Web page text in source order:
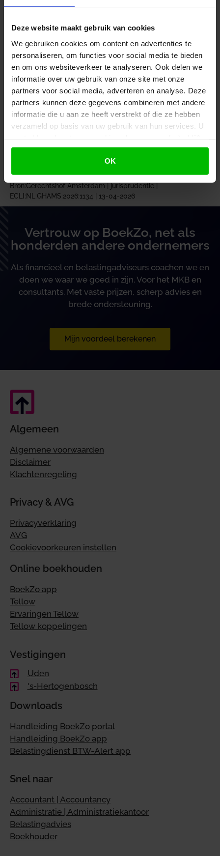
Deze website maakt gebruik van cookies
We gebruiken cookies om content en advertenties te
personaliseren, om functies voor social media te bieden
en om ons websiteverkeer te analyseren. Ook delen we
informatie over uw gebruik van onze site met onze
partners voor social media, adverteren en analyse. Deze
partners kunnen deze gegevens combineren met andere
informatie die u aan ze heeft verstrekt of die ze hebben
verzameld op basis van uw gebruik van hun services. U
gebruiken.
OK
ondernemersfaciliteiten, zoals de
De vrouw stelt dat de inspecteur het
zorgvuldigheidsbeginsel schendt, onder meer door
haar niet te wijzen op het versoepelde
urencriterium en door de uitspraak op bezwaar te
snel te doen. De inspecteur heeft echter niet
onzorgvuldig gehandeld. Het urencriterium is niet
relevant als er geen sprake is van een
Bron:Gerechtshof Amsterdam | jurisprudentie |
ECLI:NL:GHAMS:2026:1134 | 13-04-2026
Vertrouw op BoekZo, net als
honderden andere ondernemers
Als financieel en belastingadviseurs coachen we en
doen we waar we goed in zijn. Voor het MKB en
consultants. Met vaste prijzen, scherp advies en
brede ondersteuning.
Mijn voordeel berekenen
Algemeen
Algemene voorwaarden
Disclaimer
Klachtenregeling
Privacy & AVG
Privacyverklaring
AVG
Cookievoorkeuren instellen
Online boekhouden
BoekZo app
Tellow
Ervaringen Tellow
Tellow koppelingen
Vestigingen
Uden
's-Hertogenbosch
Downloads
Handleiding BoekZo portal
Handleiding BoekZo app
Belastingdienst BTW-Alert app
Snel naar
Accountant | Accountancy
Administratie | Administratiekantoor
Belastingadvies
Boekhouder